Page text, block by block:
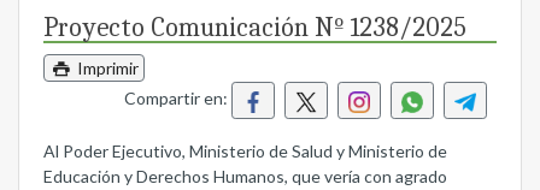
Proyecto Comunicación Nº 1238/2025
Imprimir
Compartir en:
Al Poder Ejecutivo, Ministerio de Salud y Ministerio de
Educación y Derechos Humanos, que vería con agrado